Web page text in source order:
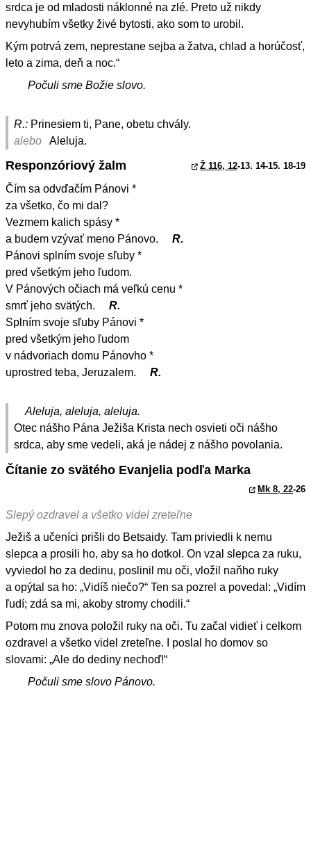
srdca je od mladosti náklonné na zlé. Preto už nikdy
nevyhubím všetky živé bytosti, ako som to urobil.
Kým potrvá zem, neprestane sejba a žatva, chlad a horúčosť,
leto a zima, deň a noc.“
Počuli sme Božie slovo.
R.: Prinesiem ti, Pane, obetu chvály.
alebo
Aleluja.
Responzóriový žalm Ž 116, 12-13. 14-15. 18-19
Čím sa odvďačím Pánovi *
za všetko, čo mi dal?
Vezmem kalich spásy *
a budem vzývať meno Pánovo.
R.
Pánovi splním svoje sľuby *
pred všetkým jeho ľudom.
V Pánových očiach má veľkú cenu *
smrť jeho svätých.
R.
Splním svoje sľuby Pánovi *
pred všetkým jeho ľudom
v nádvoriach domu Pánovho *
uprostred teba, Jeruzalem.
R.
Aleluja, aleluja, aleluja.
Otec nášho Pána Ježiša Krista nech osvieti oči nášho
srdca, aby sme vedeli, aká je nádej z nášho povolania.
Čítanie zo svätého Evanjelia podľa Marka
Mk 8, 22-26
Slepý ozdravel a všetko videl zreteľne
Ježiš a učeníci prišli do Betsaidy. Tam priviedli k nemu
slepca a prosili ho, aby sa ho dotkol. On vzal slepca za ruku,
vyviedol ho za dedinu, poslinil mu oči, vložil naňho ruky
a opýtal sa ho: „Vidíš niečo?“ Ten sa pozrel a povedal: „Vidím
ľudí; zdá sa mi, akoby stromy chodili.“
Potom mu znova položil ruky na oči. Tu začal vidieť i celkom
ozdravel a všetko videl zreteľne. I poslal ho domov so
slovami: „Ale do dediny nechoď!“
Počuli sme slovo Pánovo.